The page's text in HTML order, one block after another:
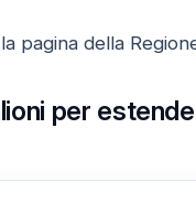
pagina della
per